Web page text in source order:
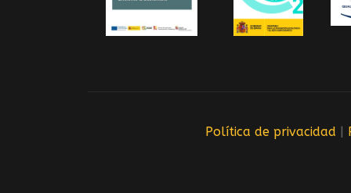
Política de privacidad |